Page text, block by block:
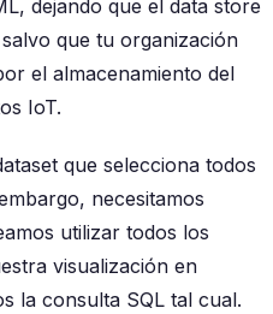
dejando que el data store
que tu organización
el almacenamiento del
IoT.
que selecciona todos
necesitamos
utilizar todos los
visualización en
la consulta SQL tal cual.